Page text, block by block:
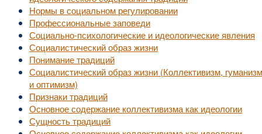
Нормы в социальном регулировании
Профессиональные заповеди
Социально-психологические и идеологические явления
Социалистический образ жизни
Понимание традиций
Социалистический образ жизни (Коллективизм, гуманизм
и оптимизм)
Признаки традиций
Основное содержание коллективизма как идеологии
Сущность традиций